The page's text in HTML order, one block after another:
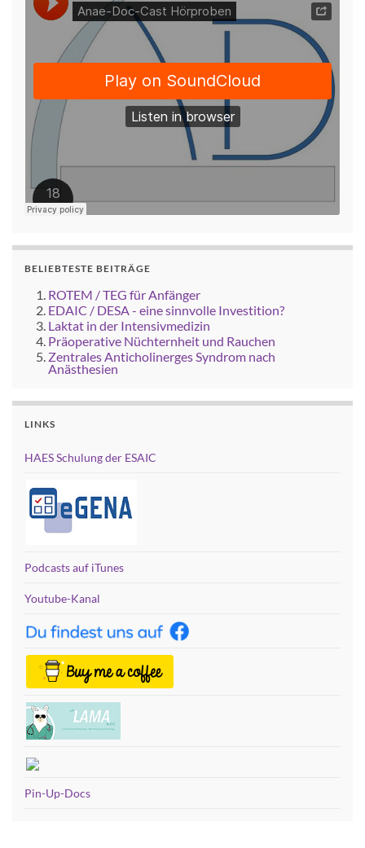
BELIEBTESTE BEITRÄGE
ROTEM / TEG für Anfänger
EDAIC / DESA - eine sinnvolle Investition?
Laktat in der Intensivmedizin
Präoperative Nüchternheit und Rauchen
Zentrales Anticholinerges Syndrom nach
Anästhesien
LINKS
HAES Schulung der ESAIC
Podcasts auf iTunes
Youtube-Kanal
Pin-Up-Docs